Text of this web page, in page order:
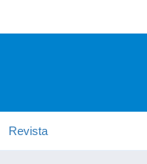
Revista